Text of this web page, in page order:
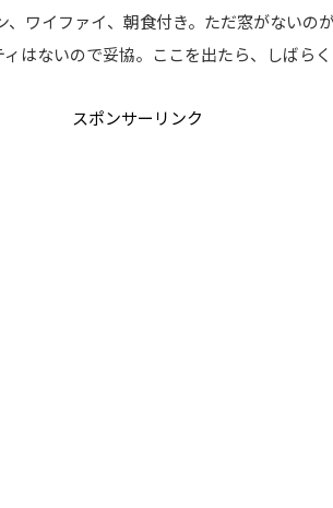
ワイファイ、朝食付き。ただ窓がないの
はないので妥協。ここを出たら、しばら
スポンサーリンク